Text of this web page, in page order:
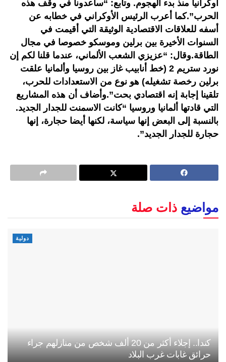
أوكرانيا منذ بدء الهجوم. وتابع: “ساعدونا في وقف هذه
الحرب”.كما أعرب الرئيس الأوكراني في خطابه عن
أسفه للعلاقات الاقتصادية الوثيقة التي أقيمت في
السنوات الأخيرة بين برلين وموسكو خصوصا في مجال
الطاقة.وقال: “عزيزي الشعب الألماني، عندما قلنا لكم إن
نورد ستريم 2 (خط أنابيب غاز بين روسيا وألمانيا علقت
برلين رخصة تشغيله) هو نوع من الاستعدادات للحرب،
تلقينا إجابة إنه اقتصادي بحت”.وأضاف أن هذه المشاريع
التي قادتها ألمانيا وروسيا “كانت الاسمنت للجدار الجديد.
بالنسبة إلى البعض إنها سياسة، لكنها أيضا حجارة، إنها
حجارة للجدار الجديد”.
مواضيع ذات صلة
دولية
كندا.. إجلاء أكثر من 20 ألف شخص من منازلهم جراء
حرائق غابات غرب البلاد